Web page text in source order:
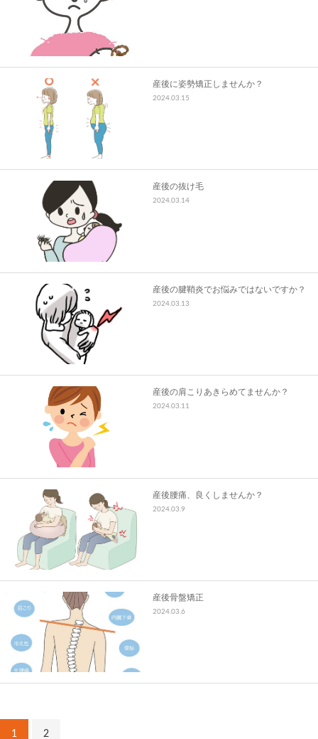
産後に姿勢矯正しませんか？
2024.03.15
産後の抜け毛
2024.03.14
産後の腱鞘炎でお悩みではないですか？
2024.03.13
産後の肩こりあきらめてませんか？
2024.03.11
産後腰痛、良くしませんか？
2024.03.9
産後骨盤矯正
2024.03.6
1 2